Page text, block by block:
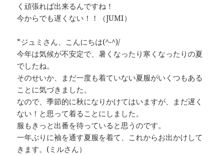
く頑張れば出来るんですね！
今からでも遅くない！！（JUMI）
*ジュミさん、こんにちは(^-^)/
今年は気候が不安定で、暑くなったり寒くなったりの夏
でしたね。
そのせいか、まだ一度も着ていない夏服がいくつもある
ことに気づきました。
なので、季節的に秋になりかけてはいますが、まだ遅く
ない！と思って着ることにしました。
服もきっと出番を待っていると思うのです。
一年ぶりに袖を通す夏服を着て、これからお出かけして
きます。(ミルさん）